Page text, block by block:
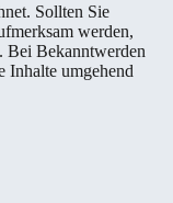
Sollten Sie
werden,
Bei Bekanntwerden
Inhalte umgehend